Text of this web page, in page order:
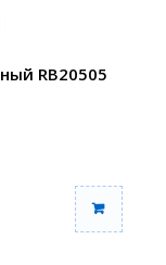
RB20505